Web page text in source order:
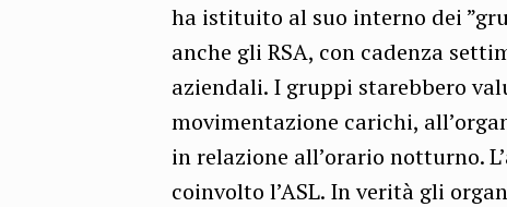
ha istituito al suo interno dei
anche gli RSA, con cadenza
aziendali. I gruppi starebbero
movimentazione carichi,
in relazione all’orario notturno.
coinvolto l’ASL. In verità gli